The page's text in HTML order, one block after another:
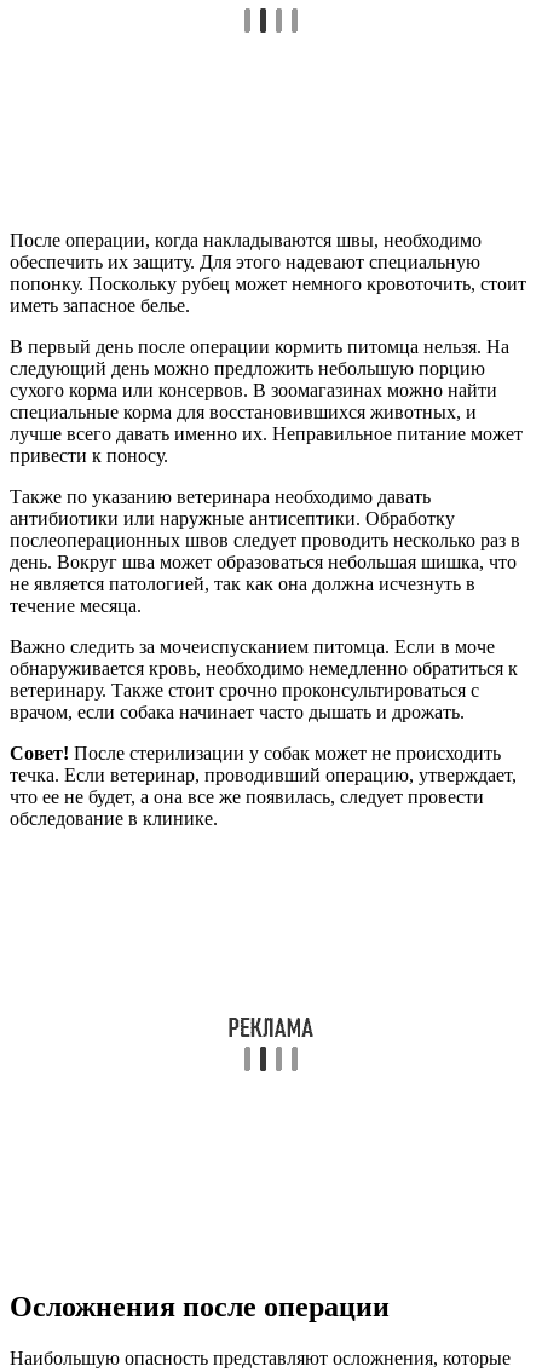
После операции, когда накладываются швы, необходимо
обеспечить их защиту. Для этого надевают специальную
попонку. Поскольку рубец может немного кровоточить, стоит
иметь запасное белье.
В первый день после операции кормить питомца нельзя. На
следующий день можно предложить небольшую порцию
сухого корма или консервов. В зоомагазинах можно найти
специальные корма для восстановившихся животных, и
лучше всего давать именно их. Неправильное питание может
привести к поносу.
Также по указанию ветеринара необходимо давать
антибиотики или наружные антисептики. Обработку
послеоперационных швов следует проводить несколько раз в
день. Вокруг шва может образоваться небольшая шишка, что
не является патологией, так как она должна исчезнуть в
течение месяца.
Важно следить за мочеиспусканием питомца. Если в моче
обнаруживается кровь, необходимо немедленно обратиться к
ветеринару. Также стоит срочно проконсультироваться с
врачом, если собака начинает часто дышать и дрожать.
Совет! После стерилизации у собак может не происходить
течка. Если ветеринар, проводивший операцию, утверждает,
что ее не будет, а она все же появилась, следует провести
обследование в клинике.
Осложнения после операции
Наибольшую опасность представляют осложнения, которые